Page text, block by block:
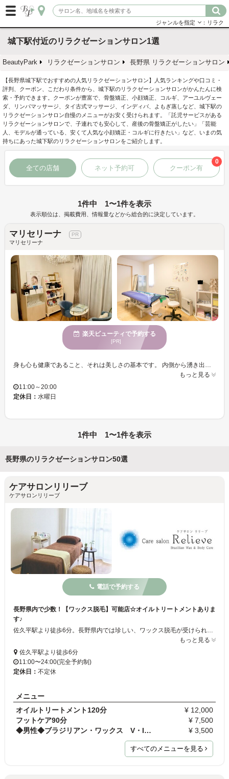
ジャンルを指定 ：リラク
城下駅付近のリラクゼーションサロン1選
BeautyPark リラクゼーションサロン 長野県 リラクゼーションサロン
【長野県城下駅でおすすめの人気リラクゼーションサロン】人気ランキングや口コミ・
評判、クーポン、こだわり条件から、城下駅のリラクゼーションサロンがかんたんに検
索・予約できます。クーポンが豊富で、骨盤矯正、小顔矯正、コルギ、アーユルヴェー
ダ、リンパマッサージ、タイ古式マッサージ、インディバ、よもぎ蒸しなど、城下駅の
リラクゼーションサロン自慢のメニューがお安く受けられます。「託児サービスがある
リラクゼーションサロンで、子連れでも安心して、産後の骨盤矯正がしたい」「芸能
人、モデルが通っている、安くて人気な小顔矯正・コルギに行きたい」など、いまの気
持ちにあった城下駅のリラクゼーションサロンをご紹介します。
全ての店舗 ネット予約可 クーポン有
0
1件中 1〜1件を表示
表示順位は、掲載費用、情報量などから総合的に決定しています。
マリセリーナ
マリセリーナ
楽天ビューティで予約する
[PR]
身も心も健康であること、それは美しさの基本です。 内側から湧き出る美しさは、体の細胞一つ一つに働きかけながら本来のあるべき姿を取り戻すことに始まります。常に力強く伸びゆく植物は、まさにこの健やかな美の手本。自然の持つ力を壊すことなく体内に取り入れるために、当サロンでは安心・安全で結果がでるものを厳選いたしました。 美を通じて価値ある健康を提供します。愛を持って行動し、共に高めあい、自己実現を目指します。地域の人々を心身共に美しく、幸せにします。 認定サロンのみで受けることが出来る、1ランク上のオールハンドエステ『エイジングケアシステム』は、体内環境を本来あるべき姿、あるいは実年齢より若く保つための総合ボティケア。本来のエステティックという枠を超えて、『真の健康美』をテーマに人体を見つめ、知識体系を基に実質的な効果を追求します。 『インディバ』は独自の深部加温により温泉や岩盤浴などでは届かない身体の深部から発熱します。有酸素運動の5倍の発熱量と体温最大7°上昇し、寝ている状態で運動をしている時と同じ燃焼率を働きかけ運動と同じ仕組みで身体の機能を活
もっと見る
11:00～20:00
定休日： 水曜日
1件中 1〜1件を表示
長野県のリラクゼーションサロン50選
ケアサロンリリーブ
ケアサロンリリーブ
電話で予約する
長野県内で少数！【ワックス脱毛】可能店☆オイルトリートメントありま
す♪
佐久平駅より徒歩6分。長野県内では珍しい、ワックス脱毛が受けられるリラクゼーションサロンです。女性のみならず、男性もＯＫ！ワックス脱毛のプロが安心安全の施術を行います！また肩こり・腰痛に最適なボディケアメニューやアロマの香りで癒されるオイルトリートメントも大人気☆夜遅くの営業も御座いますのでお仕事帰りにもお越し下さい♪
もっと見る
佐久平駅より徒歩6分
11:00〜24:00(完全予約制)
定休日： 不定休
メニュー
オイルトリートメント120分
¥ 12,000
フットケア90分
¥ 7,500
◆男性◆ブラジリアン・ワックス V・Iゾーン美白潤い…
¥ 3,500
すべてのメニューを見る